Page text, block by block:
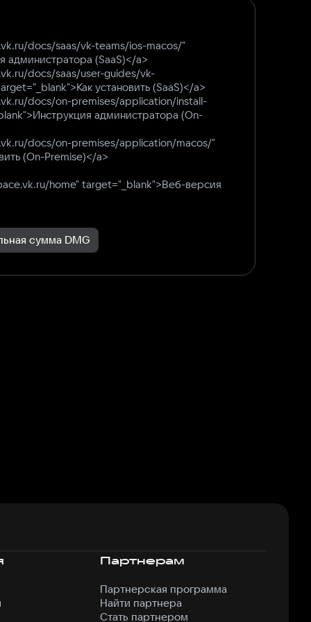
docs/saas/vk-teams/ios-macos/"
администратора (SaaS)</a>
docs/saas/user-guides/vk-
установить (SaaS)</a>
docs/on-premises/application/install-
администратора (On-
docs/on-premises/application/macos/"
(On-Premise)</a>
home" target="_blank">Веб-версия
сумма DMG
Партнерам
Партнерская программа
Найти партнера
Стать партнером